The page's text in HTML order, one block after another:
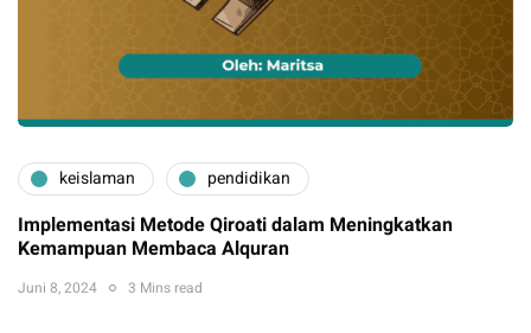
keislaman pendidikan
Implementasi Metode Qiroati dalam Meningkatkan
Kemampuan Membaca Alquran
Juni 8, 2024 3 Mins read